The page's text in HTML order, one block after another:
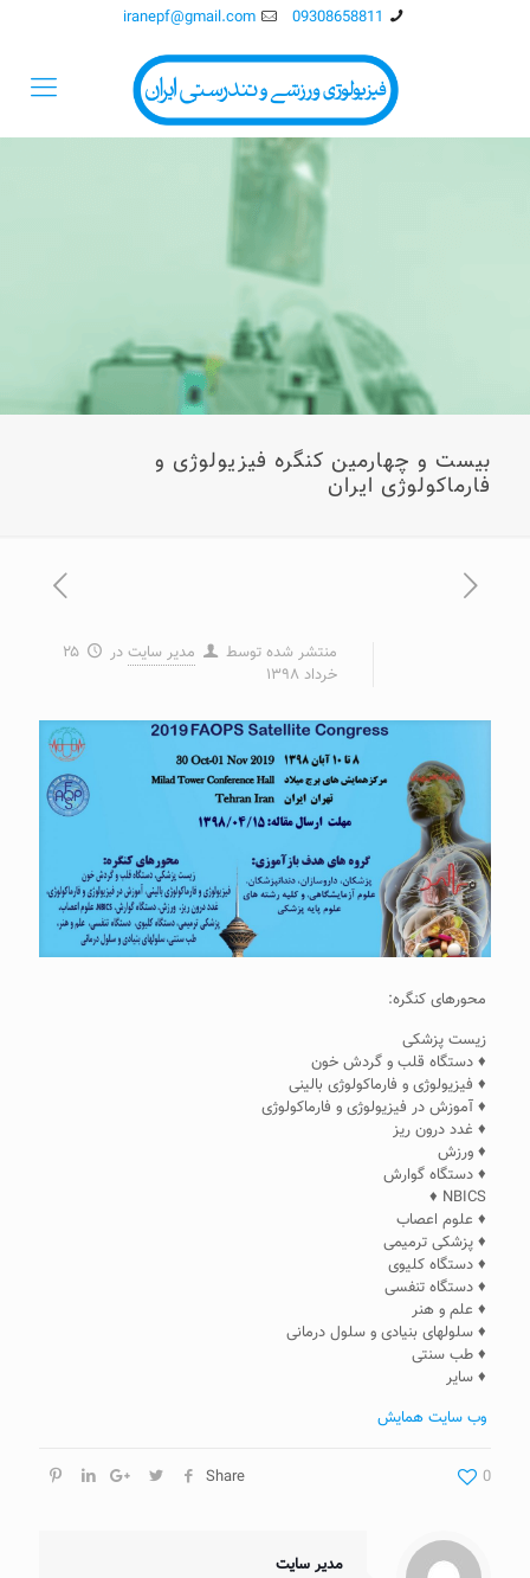
09308658811
iranepf@gmail.com
بیست و چهارمین کنگره فیزیولوژی و
فارماکولوژی ایران
منتشر شده توسط مدیر سایت در
۲۵
خرداد ۱۳۹۸
محورهای کنگره:
زیست پزشکی
♦ دستگاه قلب و گردش خون
♦ فیزیولوژی و فارماکولوژی بالینی
♦ آموزش در فیزیولوژی و فارماکولوژی
♦ غدد درون ریز
♦ ورزش
♦ دستگاه گوارش
NBICS ♦
♦ علوم اعصاب
♦ پزشکی ترمیمی
♦ دستگاه کلیوی
♦ دستگاه تنفسی
♦ علم و هنر
♦ سلولهای بنیادی و سلول درمانی
♦ طب سنتی
♦ سایر
وب سایت همایش
Share 0
مدیر سایت